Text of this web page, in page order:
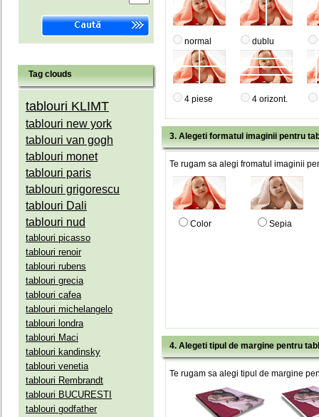
Tag clouds
tablouri KLIMT
tablouri new york
tablouri van gogh
tablouri monet
tablouri paris
tablouri grigorescu
tablouri Dali
tablouri nud
tablouri picasso
tablouri renoir
tablouri rubens
tablouri grecia
tablouri cafea
tablouri michelangelo
tablouri londra
tablouri Maci
tablouri kandinsky
tablouri venetia
tablouri Rembrandt
tablouri BUCURESTI
tablouri godfather
normal dublu
4 piese 4 orizont.
3. Alegeti formatul imaginii pentru
Te rugam sa alegi fromatul imaginii
Color Sepia
4. Alegeti tipul de margine pentru
Te rugam sa alegi tipul de margine